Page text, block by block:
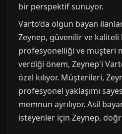
bir perspektif sunuyor.
Varto’da olgun bayan
Zeynep, güvenilir ve
profesyonelliği ve müşteri
verdiği önem, Zeynep'i
özel kılıyor. Müşterileri,
profesyonel yaklaşımı
memnun ayrılıyor. Asil
isteyenler için Zeynep,